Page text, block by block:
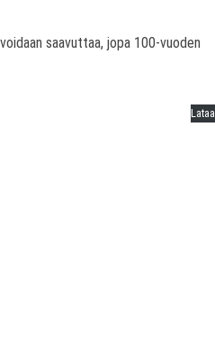
saavuttaa, jopa 100-vuoden
Lataa